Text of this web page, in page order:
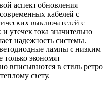
аспект обновления
кабелей с
выключателей с
утечек тока значительно
надежность системы.
лампы с низким
только экономят
вписываются в стиль ретро
свету.